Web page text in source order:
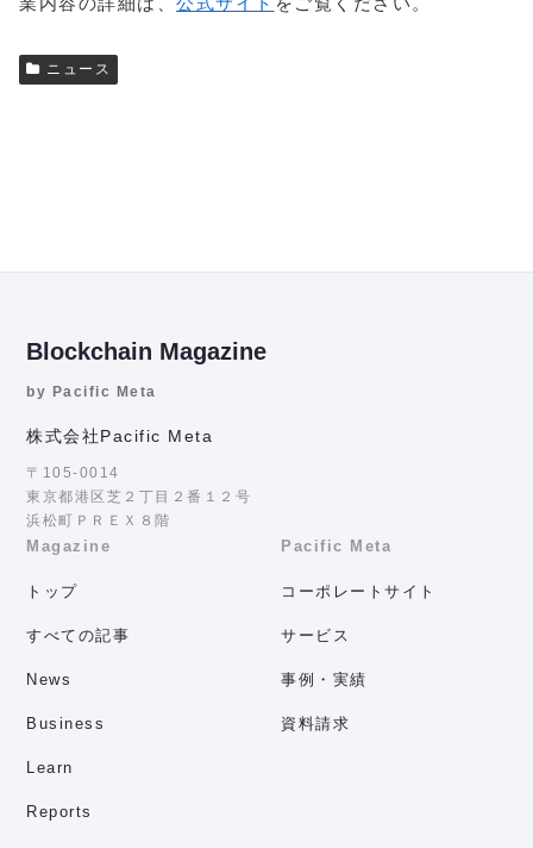
ニュース
Blockchain Magazine
by Pacific Meta
株式会社Pacific Meta
〒105-0014
東京都港区芝２丁目２番１２号
浜松町ＰＲＥＸ８階
Magazine
トップ
すべての記事
News
Business
Learn
Reports
Pacific Meta
コーポレートサイト
サービス
事例・実績
資料請求